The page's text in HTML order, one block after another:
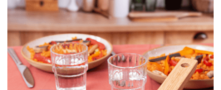
DIFFICULTÉ